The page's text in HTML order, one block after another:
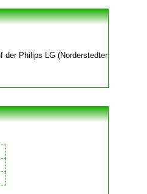
Philips LG (Norderstedter